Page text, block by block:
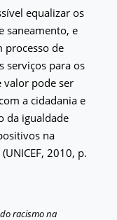
equalizar os
saneamento, e
processo de
serviços para os
valor pode ser
a cidadania e
da igualdade
na
2010, p.
racismo na